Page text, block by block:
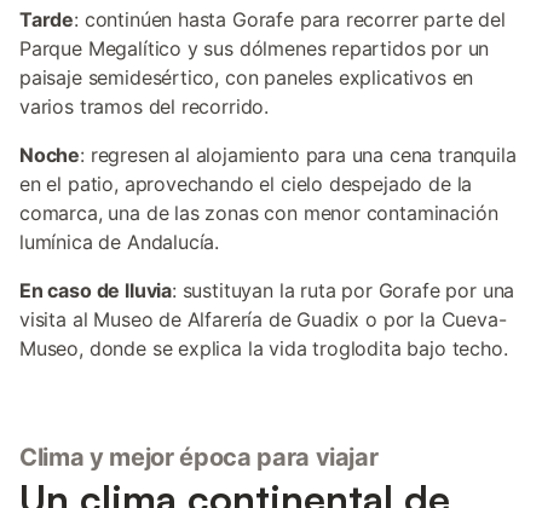
Tarde: continúen hasta Gorafe para recorrer parte del
Parque Megalítico y sus dólmenes repartidos por un
paisaje semidesértico, con paneles explicativos en
varios tramos del recorrido.
Noche: regresen al alojamiento para una cena tranquila
en el patio, aprovechando el cielo despejado de la
comarca, una de las zonas con menor contaminación
lumínica de Andalucía.
En caso de lluvia: sustituyan la ruta por Gorafe por una
visita al Museo de Alfarería de Guadix o por la Cueva-
Museo, donde se explica la vida troglodita bajo techo.
Clima y mejor época para viajar
Un clima continental de